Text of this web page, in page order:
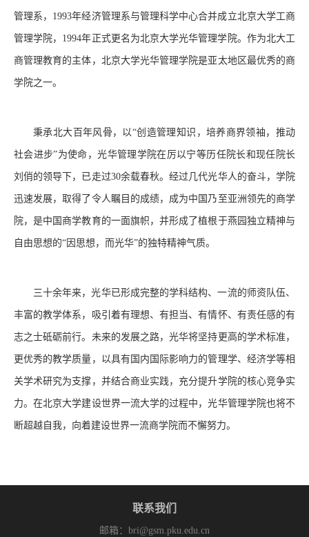
管理系，1993年经济管理系与管理科学中心合并成立北京大学工商
管理学院，1994年正式更名为北京大学光华管理学院。作为北大工
商管理教育的主体，北京大学光华管理学院是亚太地区最优秀的商
学院之一。
秉承北大百年风骨，以“创造管理知识，培养商界领袖，推动
社会进步”为使命，光华管理学院在厉以宁等历任院长和现任院长
刘俏的领导下，已走过30余载春秋。经过几代光华人的奋斗，学院
迅速发展，取得了令人瞩目的成绩，成为中国乃至亚洲领先的商学
院，是中国商学教育的一面旗帜，并形成了植根于燕园独立精神与
自由思想的“因思想，而光华”的独特精神气质。
三十余年来，光华已形成完整的学科结构、一流的师资队伍、
丰富的教学体系，吸引着有理想、有担当、有情怀、有责任感的有
志之士砥砺前行。未来的发展之路，光华将坚持更高的学术标准，
更优秀的教学质量，以具有国内国际影响力的管理学、经济学等相
关学术研究为支撑，并结合商业实践，充分提升学院的核心竞争实
力。在北京大学建设世界一流大学的过程中，光华管理学院也将不
断超越自我，向着建设世界一流商学院而不懈努力。
联系我们
邮箱：bri@gsm.pku.edu.cn